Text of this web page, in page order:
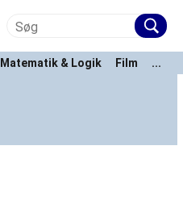
Matematik & Logik Film
...